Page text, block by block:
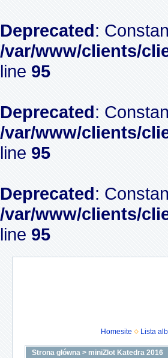
Deprecated:
/var/www/clients/
line 95
Deprecated:
/var/www/clients/
line 95
Deprecated:
/var/www/clients/
line 95
Homesite
Lista
Strona główna > miniZlot Katedra 2016